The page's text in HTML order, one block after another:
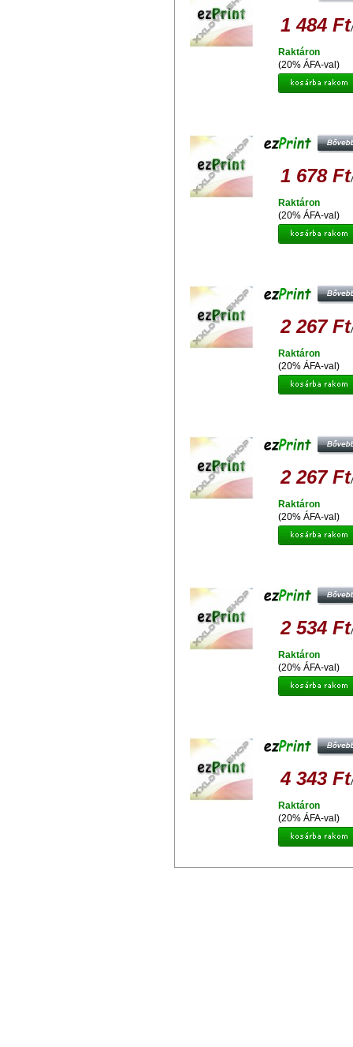
1 484 Ft
(20% ÁFA-val)
Raktáron
1 678 Ft
(20% ÁFA-val)
Raktáron
2 267 Ft
(20% ÁFA-val)
Raktáron
2 267 Ft
(20% ÁFA-val)
Raktáron
2 534 Ft
(20% ÁFA-val)
Raktáron
4 343 Ft
(20% ÁFA-val)
Raktáron